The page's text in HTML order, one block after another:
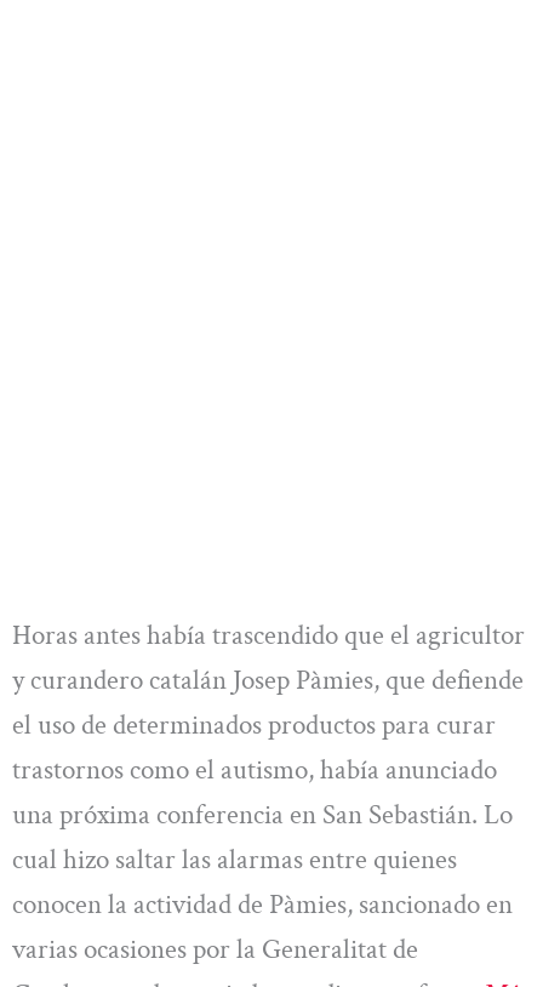
Horas antes había trascendido que el agricultor
y curandero catalán Josep Pàmies, que defiende
el uso de determinados productos para curar
trastornos como el autismo, había anunciado
una próxima conferencia en San Sebastián. Lo
cual hizo saltar las alarmas entre quienes
conocen la actividad de Pàmies, sancionado en
varias ocasiones por la Generalitat de